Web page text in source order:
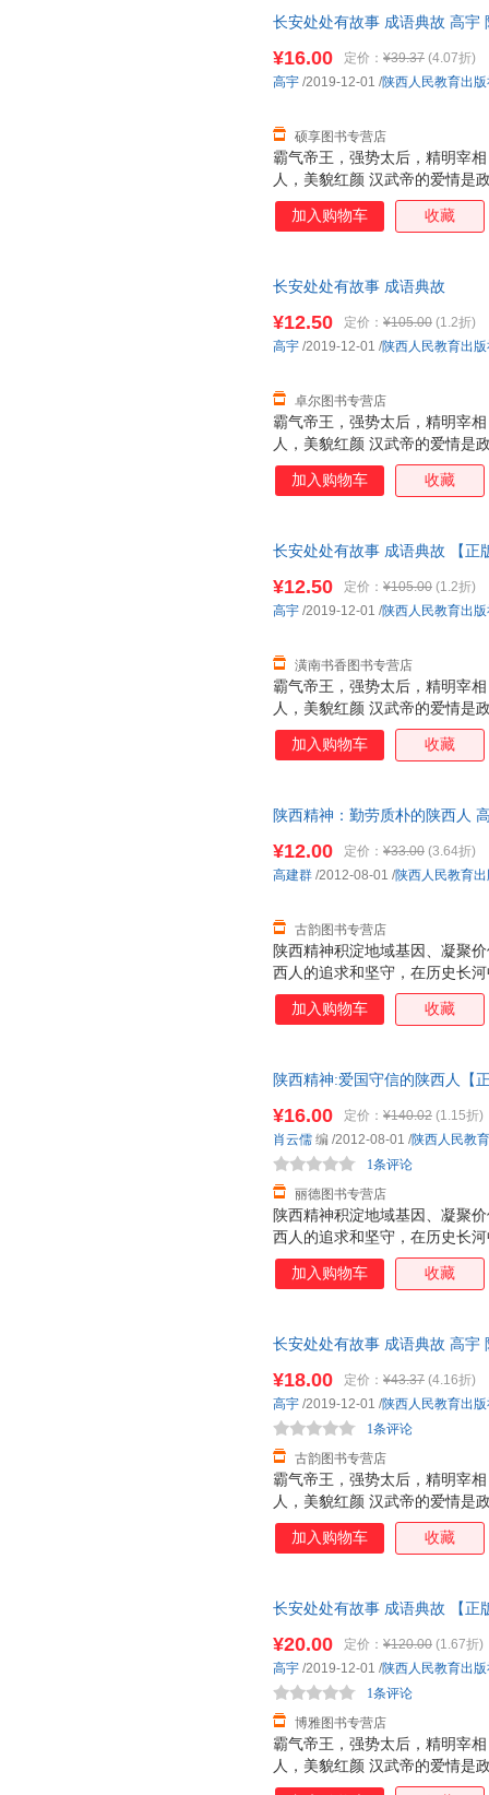
长安处处有故事 成语典故 高宇
霸气帝王，强势太后，精明宰
人，美貌红颜 汉武帝的爱情是
的婚姻生活吗？他们就是“覆水
王昭君远嫁匈奴之后命运如何
会被车裂？可谓“作法自毙” 汉
河为何还能出个成语？“泾渭分
帝时期酷吏的一生——“一意孤
¥16.00 定价： ¥39.37 (4.07折)
硕享图书专营店
高宇 /2019-12-01 /陕西人民教育出
加入购物车 收藏
长安处处有故事 成语典故
霸气帝王，强势太后，精明宰
人，美貌红颜 汉武帝的爱情是
的婚姻生活吗？他们就是“覆水
王昭君远嫁匈奴之后命运如何
会被车裂？可谓“作法自毙” 汉
河为何还能出个成语？“泾渭分
帝时期酷吏的一生——“一意孤
¥12.50 定价： ¥105.00 (1.2折)
卓尔图书专营店
高宇 /2019-12-01 /陕西人民教育出
加入购物车 收藏
长安处处有故事 成语典故 【正
霸气帝王，强势太后，精明宰
人，美貌红颜 汉武帝的爱情是
的婚姻生活吗？他们就是“覆水
王昭君远嫁匈奴之后命运如何
会被车裂？可谓“作法自毙” 汉
河为何还能出个成语？“泾渭分
帝时期酷吏的一生——“一意孤
¥12.50 定价： ¥105.00 (1.2折)
潢南书香图书专营店
高宇 /2019-12-01 /陕西人民教育出
加入购物车 收藏
陕西精神：勤劳质朴的陕西人
陕西精神积淀地域基因、凝聚
西人的追求和坚守，在历史长
强音、前行。
¥12.00 定价： ¥33.00 (3.64折)
古韵图书专营店
高建群 /2012-08-01 /陕西人民教育
加入购物车 收藏
陕西精神:爱国守信的陕西人【
陕西精神积淀地域基因、凝聚
西人的追求和坚守，在历史长
强音、前行。
¥16.00 定价： ¥140.02 (1.15折)
丽德图书专营店
1条评论
肖云儒 编 /2012-08-01 /陕西人民教
加入购物车 收藏
长安处处有故事 成语典故 高宇
霸气帝王，强势太后，精明宰
人，美貌红颜 汉武帝的爱情是
的婚姻生活吗？他们就是“覆水
王昭君远嫁匈奴之后命运如何
会被车裂？可谓“作法自毙” 汉
河为何还能出个成语？“泾渭分
帝时期酷吏的一生——“一意孤
¥18.00 定价： ¥43.37 (4.16折)
古韵图书专营店
1条评论
高宇 /2019-12-01 /陕西人民教育出
加入购物车 收藏
长安处处有故事 成语典故 【正
霸气帝王，强势太后，精明宰
人，美貌红颜 汉武帝的爱情是
的婚姻生活吗？他们就是“覆水
¥20.00 定价： ¥120.00 (1.67折)
博雅图书专营店
1条评论
高宇 /2019-12-01 /陕西人民教育出